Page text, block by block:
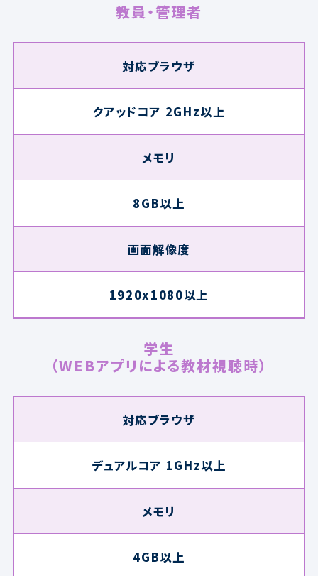
教員・管理者
対応ブラウザ
クアッドコア 2GHz以上
メモリ
8GB以上
画面解像度
1920x1080以上
学生
（WEBアプリによる教材視聴時）
対応ブラウザ
デュアルコア 1GHz以上
メモリ
4GB以上